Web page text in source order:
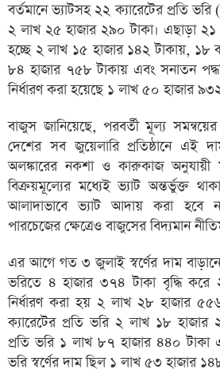
বর্তমানে ভ্যাটসহ ২২ ক্যারেটের প্রতি ভরি
২ লাখ ২৫ হাজার ২৯০ টাকা। এছাড়া ২১
হচ্ছে ২ লাখ ১৫ হাজার ১৪২ টাকায়, ১৮
৮৪ হাজার ৭৫৮ টাকায় এবং সনাতন
নির্ধারণ করা হয়েছে ১ লাখ ৫০ হাজার
বাজুস জানিয়েছে, পরবর্তী মূল্য
দেশের সব জুয়েলারি প্রতিষ্ঠানে এই
অলঙ্কারের নকশা ও কারুকাজ অনুযায়ী
বিক্রয়মূল্যের মধ্যেই ভ্যাট অন্তর্ভুক্ত
আলাদাভাবে ভ্যাট আদায় করা হবে
পারচেজের ক্ষেত্রেও বাজুসের বিদ্যমান
এর আগে গত ৩ জুলাই স্বর্ণের দাম
ভরিতে ৪ হাজার ৩৭৪ টাকা বৃদ্ধি করে
নির্ধারণ করা হয় ২ লাখ ২৮ হাজার
ক্যারেটের প্রতি ভরি ২ লাখ ১৮ হাজার
প্রতি ভরি ১ লাখ ৮৭ হাজার ৪৪০ টাকা
ভরি স্বর্ণের দাম ছিল ১ লাখ ৫৩ হাজার